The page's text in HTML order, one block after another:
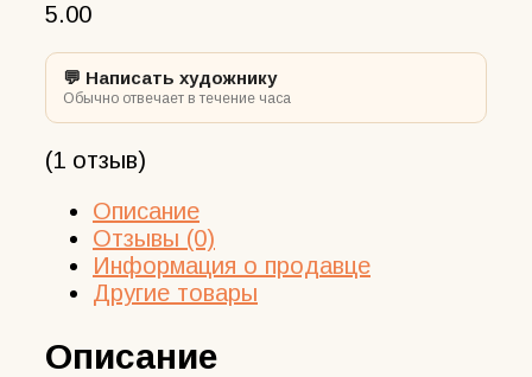
5.00
💬 Написать художнику
Обычно отвечает в течение часа
(1 отзыв)
Описание
Отзывы (0)
Информация о продавце
Другие товары
Описание